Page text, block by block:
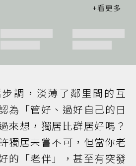
調，淡薄了鄰里間的互
為「管好、過好自己的日
來想，獨居比群居好嗎？
獨居未嘗不可，但當你老
的「老伴」，甚至有突發